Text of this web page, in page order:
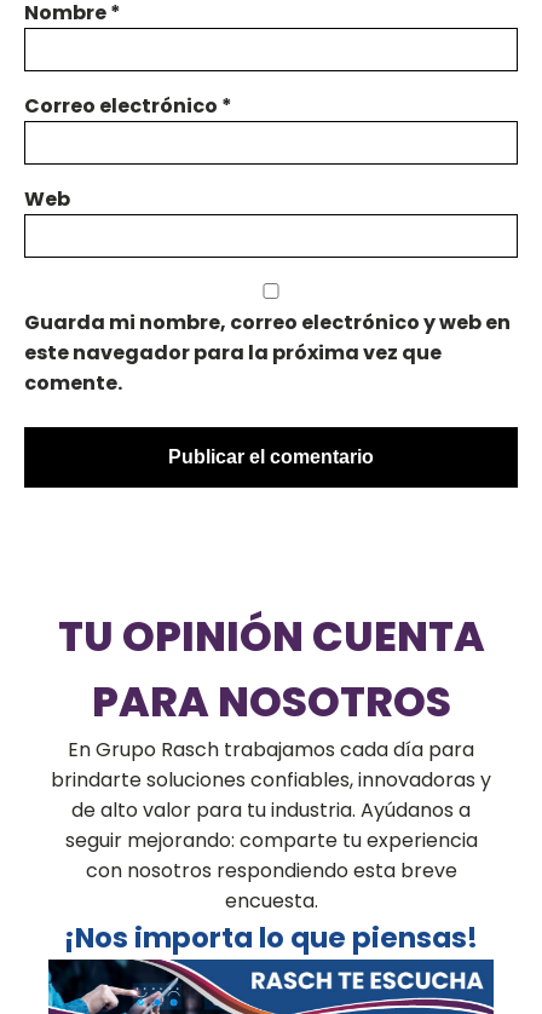
Nombre*
Correo electrónico *
Web
Guarda mi nombre, correo electrónico y web en
este navegador para la próxima vez que
comente.
TU OPINIÓN CUENTA
PARA NOSOTROS
En Grupo Rasch trabajamos cada día para
brindarte soluciones confiables, innovadoras y
de alto valor para tu industria. Ayúdanos a
seguir mejorando: comparte tu experiencia
con nosotros respondiendo esta breve
encuesta.
¡Nos importa lo que piensas!